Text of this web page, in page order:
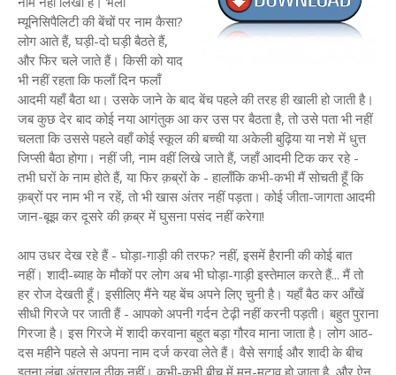
म्यूनिसिपैलिटी की बेंचों पर नाम कैसा?
लोग आते हैं, घड़ी-दो घड़ी बैठते हैं,
और फिर चले जाते हैं। किसी को याद
भी नहीं रहता कि फलाँ दिन फलाँ
आदमी यहाँ बैठा था। उसके जाने के बाद बेंच पहले की तरह ही खाली हो जाती है।
जब कुछ देर बाद कोई नया आगंतुक आ कर उस पर बैठता है, तो उसे पता भी नहीं
चलता कि उससे पहले वहाँ कोई स्कूल की बच्ची या अकेली बुढ़िया या नशे में धुत्त
जिप्सी बैठा होगा। नहीं जी, नाम वहीं लिखे जाते हैं, जहाँ आदमी टिक कर रहे -
तभी घरों के नाम होते हैं, या फिर क़ब्रों के - हालाँकि कभी-कभी मैं सोचती हूँ कि
क़ब्रों पर नाम भी न रहें, तो भी खास अंतर नहीं पड़ता। कोई जीता-जागता आदमी
जान-बूझ कर दूसरे की क़ब्र में घुसना पसंद नहीं करेगा!
आप उधर देख रहे हैं - घोड़ा-गाड़ी की तरफ? नहीं, इसमें हैरानी की कोई बात
नहीं। शादी-ब्याह के मौकों पर लोग अब भी घोड़ा-गाड़ी इस्तेमाल करते हैं... मैं तो
हर रोज देखती हूँ। इसीलिए मैंने यह बेंच अपने लिए चुनी है। यहाँ बैठ कर आँखें
सीधी गिरजे पर जाती हैं - आपको अपनी गर्दन टेढ़ी नहीं करनी पड़ती। बहुत पुराना
गिरजा है। इस गिरजे में शादी करवाना बहुत बड़ा गौरव माना जाता है। लोग आठ-
दस महीने पहले से अपना नाम दर्ज करवा लेते हैं। वैसे सगाई और शादी के बीच
इतना लंबा अंतराल ठीक नहीं। कभी-कभी बीच में मन-मुटाव हो जाता है, और ऐन